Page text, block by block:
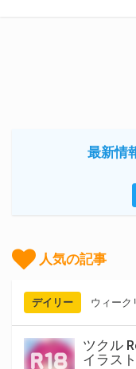
最新情
人気の記事
デイリー ウィーク
ツクル
イラス